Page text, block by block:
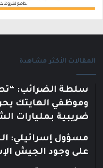
المقالات الأكثر مشاهدة
سلطة الضرائب:
وموظفي الهايتك
ضريبية بمليارات
مسؤول إسرائيلي:
على وجود الجيش